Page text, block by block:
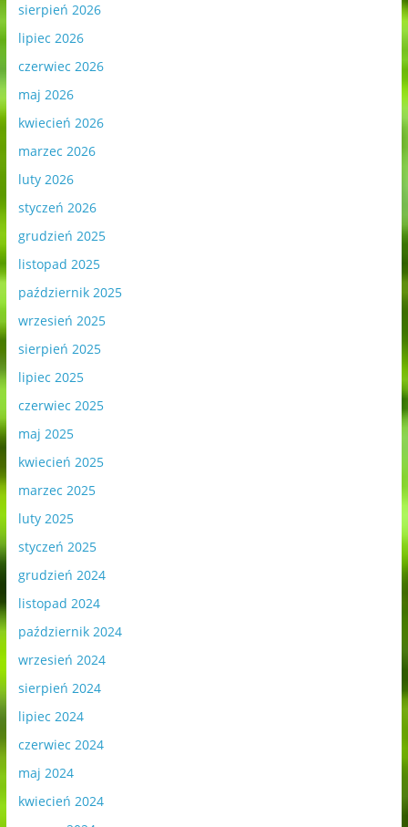
sierpień 2026
lipiec 2026
czerwiec 2026
maj 2026
kwiecień 2026
marzec 2026
luty 2026
styczeń 2026
grudzień 2025
listopad 2025
październik 2025
wrzesień 2025
sierpień 2025
lipiec 2025
czerwiec 2025
maj 2025
kwiecień 2025
marzec 2025
luty 2025
styczeń 2025
grudzień 2024
listopad 2024
październik 2024
wrzesień 2024
sierpień 2024
lipiec 2024
czerwiec 2024
maj 2024
kwiecień 2024